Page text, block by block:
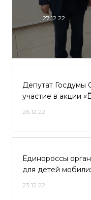
27.12.22
Депутат Госдумы
участие в акции
26.12.22
Единороссы
для детей
23.12.22